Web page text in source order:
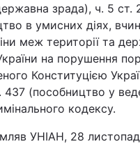
зрада), ч. 5 ст.
в умисних діях,
меж території та
на порушення
Конституцією
437 (пособництво у
кодексу.
УНІАН, 28